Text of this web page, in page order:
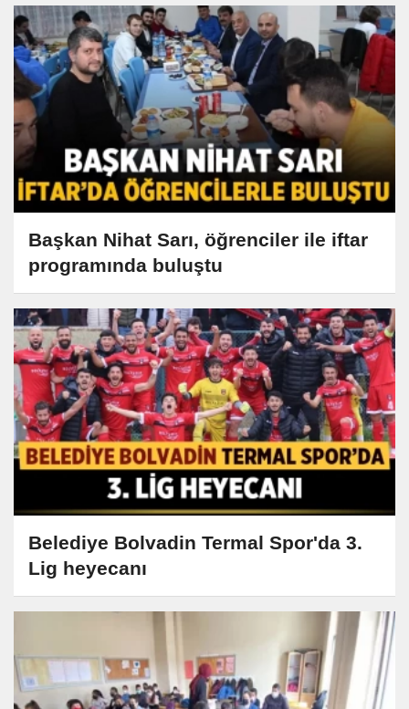
Başkan Nihat Sarı, öğrenciler ile iftar
programında buluştu
Belediye Bolvadin Termal Spor'da 3.
Lig heyecanı